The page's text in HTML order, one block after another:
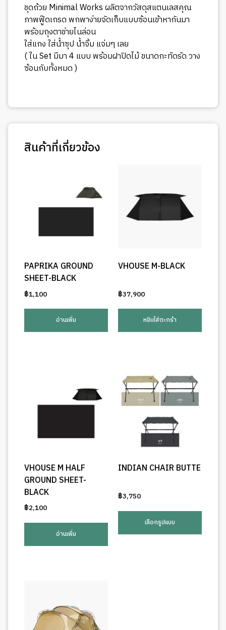
ชุดถ้วย Minimal Works ผลิตจากวัสดุสแตนเลสคุณ
ภาพฟู๊ดเกรด พกพาง่ายจัดเก็บแบบซ้อนเข้าหากันมา
พร้อมถุงตาข่ายไนล่อน
ใส่แกง ใส่น้ำซุป น้ำจิ้ม แจ่มๆ เลย
( ใน Set มีมา 4 แบบ พร้อมฝาปิดไม้ ขนาดกะทัดรัด วาง
ซ้อนกับทั้งหมด )
สินค้าที่เกี่ยวข้อง
PAPRIKA GROUND
SHEET-BLACK
฿1,100
อ่านเพิ่ม
VHOUSE M-BLACK
฿37,900
หยิบใส่ตะกร้า
VHOUSE M HALF
GROUND SHEET-
BLACK
฿2,100
อ่านเพิ่ม
INDIAN CHAIR BUTTE
฿3,750
เลือกรูปแบบ
This
has